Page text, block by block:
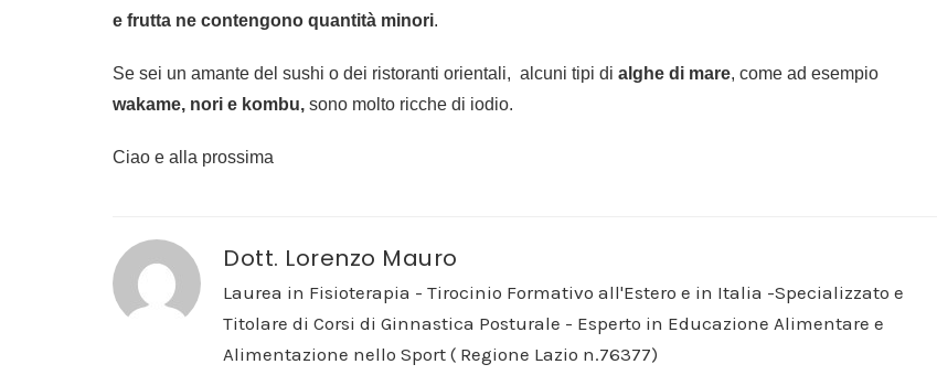
e frutta ne contengono quantità minori.
Se sei un amante del sushi o dei ristoranti orientali, alcuni tipi di alghe di mare, come ad esempio
wakame, nori e kombu, sono molto ricche di iodio.
Ciao e alla prossima
Dott. Lorenzo Mauro
Laurea in Fisioterapia - Tirocinio Formativo all'Estero e in Italia -Specializzato e
Titolare di Corsi di Ginnastica Posturale - Esperto in Educazione Alimentare e
Alimentazione nello Sport ( Regione Lazio n.76377)